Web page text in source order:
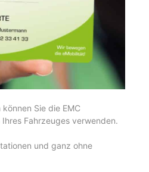
Sie die EMC
Fahrzeuges verwenden.
und ganz ohne